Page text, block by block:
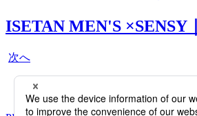
ISETAN MEN'S
次へ